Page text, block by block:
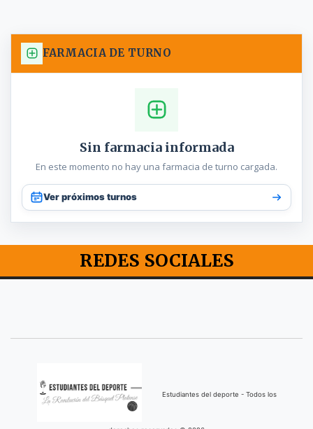
FARMACIA DE TURNO
Sin farmacia informada
En este momento no hay una farmacia de turno cargada.
Ver próximos turnos
REDES SOCIALES
Estudiantes del deporte - Todos los